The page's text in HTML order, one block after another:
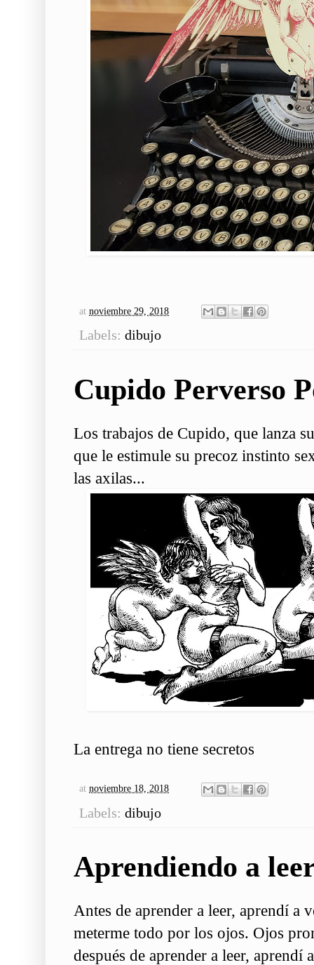
at noviembre 29, 2018
Labels: dibujo
Cupido Perverso
Los trabajos de Cupido, que lanza
que le estimule su precoz instinto
las axilas...
La entrega no tiene secretos
at noviembre 18, 2018
Labels: dibujo
Aprendiendo a
Antes de aprender a leer, aprendí a
meterme todo por los ojos. Ojos
después de aprender a leer, aprendí